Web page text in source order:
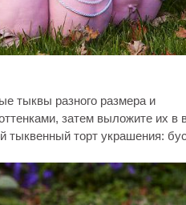
тыквы разного размера и
затем выложите их в
тыквенный торт украшения: